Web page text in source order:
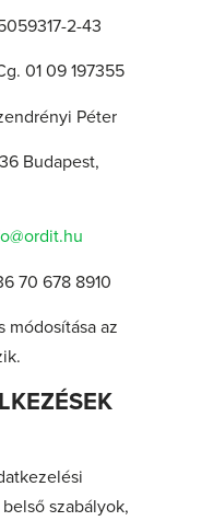
2-43
09 197355
Péter
8910
módosítása az
szabályok,